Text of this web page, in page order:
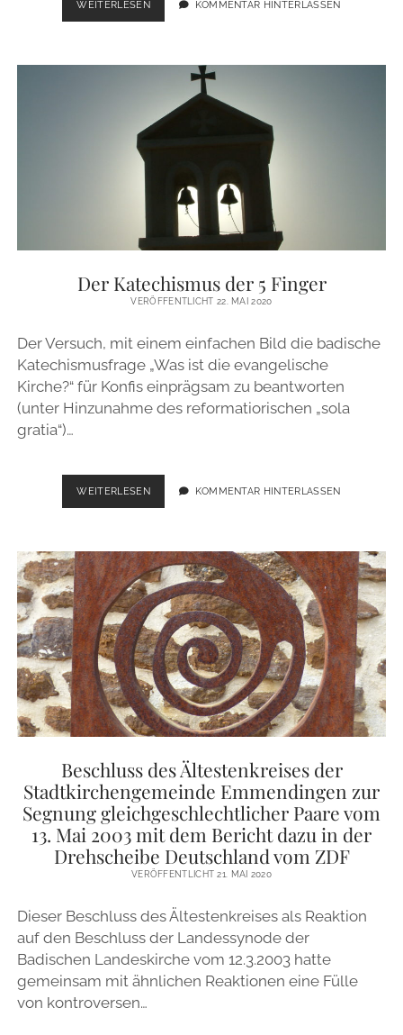
WEITERLESENVON
BEILEIDSBEZEIGUNGEN
ABSTAND
ZU
KOMMENTAR HINTERLASSEN
Der Katechismus der 5 Finger
VERÖFFENTLICHT 22. MAI 2020
Der Versuch, mit einem einfachen Bild die badische
Katechismusfrage „Was ist die evangelische
Kirche?“ für Konfis einprägsam zu beantworten
(unter Hinzunahme des reformatiorischen „sola
gratia“)…
WEITERLESENDER
KATECHISMUS
FINGER
KOMMENTAR HINTERLASSEN
Beschluss des Ältestenkreises der
Stadtkirchengemeinde Emmendingen zur
Segnung gleichgeschlechtlicher Paare vom
13. Mai 2003 mit dem Bericht dazu in der
Drehscheibe Deutschland vom ZDF
VERÖFFENTLICHT 21. MAI 2020
Dieser Beschluss des Ältestenkreises als Reaktion
auf den Beschluss der Landessynode der
Badischen Landeskirche vom 12.3.2003 hatte
gemeinsam mit ähnlichen Reaktionen eine Fülle
von kontroversen…